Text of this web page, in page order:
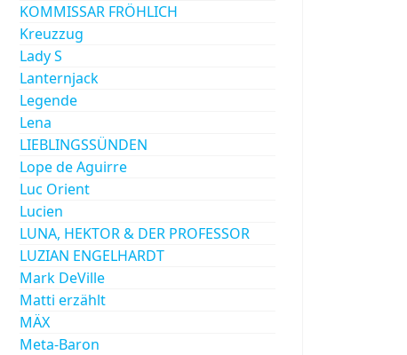
KOMMISSAR FRÖHLICH
Kreuzzug
Lady S
Lanternjack
Legende
Lena
LIEBLINGSSÜNDEN
Lope de Aguirre
Luc Orient
Lucien
LUNA, HEKTOR & DER PROFESSOR
LUZIAN ENGELHARDT
Mark DeVille
Matti erzählt
MÄX
Meta-Baron